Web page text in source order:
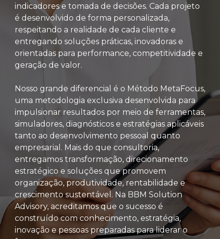
indicadores e tomada de decisões. Cada projeto
é desenvolvido de forma personalizada,
respeitando a realidade de cada cliente e
entregando soluções práticas, inovadoras e
orientadas para performance, competitividade e
geração de valor.
Nosso grande diferencial é o Método MetaFocus,
uma metodologia exclusiva desenvolvida para
impulsionar resultados por meio de ferramentas,
simuladores, diagnósticos e estratégias aplicáveis
tanto ao desenvolvimento pessoal quanto
empresarial. Mais do que consultoria,
entregamos transformação, direcionamento
estratégico e soluções que promovem
organização, produtividade, rentabilidade e
crescimento sustentável. Na BBM Solution
Advisory, acreditamos que o sucesso é
construído com conhecimento, estratégia,
inovação e pessoas preparadas para liderar o